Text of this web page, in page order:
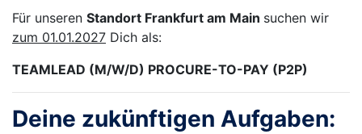
Für unseren Standort Frankfurt am Main suchen wir
zum 01.01.2027 Dich als:
TEAMLEAD (M/W/D) PROCURE-TO-PAY (P2P)
Deine zukünftigen Aufgaben: